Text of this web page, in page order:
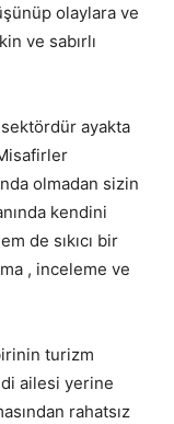
olaylara ve
ve sabırlı
ayakta
olmadan sizin
kendini
de sıkıcı bir
, inceleme ve
turizm
ailesi yerine
rahatsız